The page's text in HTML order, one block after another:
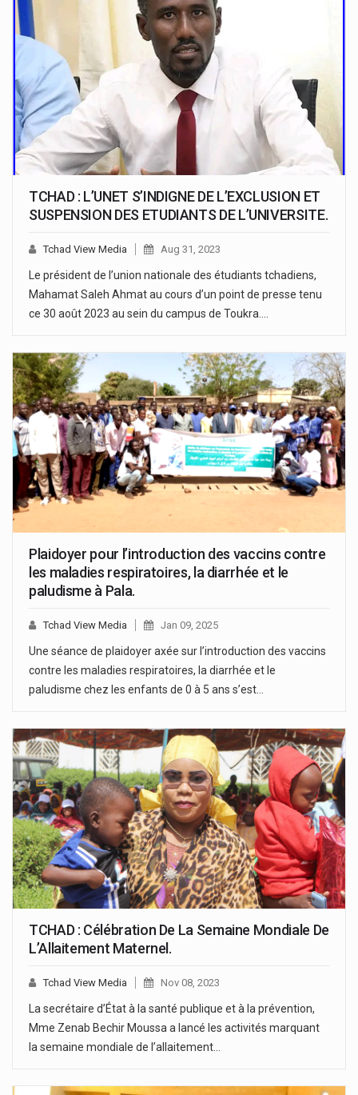
TCHAD : L’UNET S’INDIGNE DE L’EXCLUSION ET
SUSPENSION DES ETUDIANTS DE L’UNIVERSITE.
Tchad View Media Aug 31, 2023
Le président de l’union nationale des étudiants tchadiens,
Mahamat Saleh Ahmat au cours d’un point de presse tenu
ce 30 août 2023 au sein du campus de Toukra.…
Plaidoyer pour l’introduction des vaccins contre
les maladies respiratoires, la diarrhée et le
paludisme à Pala.
Tchad View Media Jan 09, 2025
Une séance de plaidoyer axée sur l’introduction des vaccins
contre les maladies respiratoires, la diarrhée et le
paludisme chez les enfants de 0 à 5 ans s’est…
TCHAD : Célébration De La Semaine Mondiale De
L’Allaitement Maternel.
Tchad View Media Nov 08, 2023
La secrétaire d’État à la santé publique et à la prévention,
Mme Zenab Bechir Moussa a lancé les activités marquant
la semaine mondiale de l’allaitement…